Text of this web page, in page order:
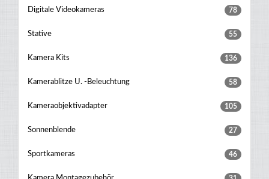
Digitale Videokameras 78
Stative 55
Kamera Kits 136
Kamerablitze U. -beleuchtung 58
Kameraobjektivadapter 105
Sonnenblende 27
Sportkameras 46